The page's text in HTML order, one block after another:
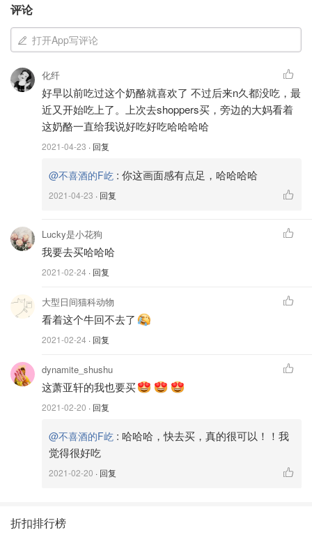
评论
打开App写评论
化纤
好早以前吃过这个奶酪就喜欢了 不过后来n久都没吃，最
近又开始吃上了。上次去shoppers买，旁边的大妈看着
这奶酪一直给我说好吃好吃哈哈哈哈
2021-04-23 · 回复
@不喜酒的F屹 : 你这画面感有点足，哈哈哈哈
2021-04-23 · 回复
Lucky是小花狗
我要去买哈哈哈
2021-02-24 · 回复
大型日间猫科动物
看着这个牛回不去了
2021-02-24 · 回复
dynamite_shushu
这萧亚轩的我也要买
2021-02-20 · 回复
@不喜酒的F屹 : 哈哈哈，快去买，真的很可以！！我
觉得很好吃
2021-02-20 · 回复
折扣排行榜